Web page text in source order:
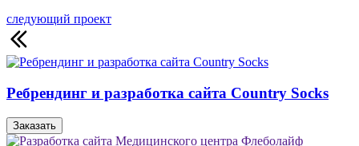
следующий проект
Ребрендинг и разработка сайта Country Socks
Заказать